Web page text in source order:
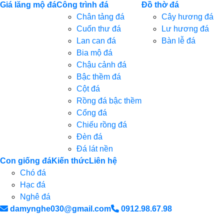
Giá lăng mộ đáCông trình đá
Chân tảng đá
Cuốn thư đá
Lan can đá
Bia mộ đá
Chậu cảnh đá
Bậc thềm đá
Cột đá
Rồng đá bậc thềm
Cổng đá
Chiếu rồng đá
Đèn đá
Đá lát nền
Đồ thờ đá
Cây hương đá
Lư hương đá
Bàn lễ đá
Con giống đá
Chó đá
Hạc đá
Nghê đá
Kiến thứcLiên hệ
damynghe030@gmail.com
0912.98.67.98